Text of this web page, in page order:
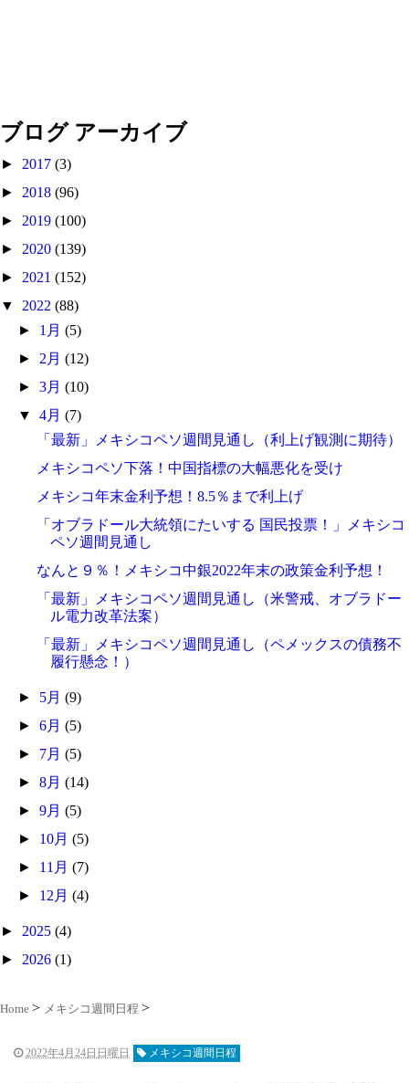
ブログ アーカイブ
► 2017 (3)
► 2018 (96)
► 2019 (100)
► 2020 (139)
► 2021 (152)
▼ 2022 (88)
► 1月(5)
► 2月(12)
►3月(10)
▼4月(7)
「最新」メキシコペソ週間見通し（利上げ観測に期待）
メキシコペソ下落！中国指標の大幅悪化を受け
メキシコ年末金利予想！8.5％まで利上げ
「オブラドール大統領にたいする 国民投票！」メキシコ
ペソ週間見通し
なんと９％！メキシコ中銀2022年末の政策金利予想！
「最新」メキシコペソ週間見通し（米警戒、オブラドー
ル電力改革法案）
「最新」メキシコペソ週間見通し（ペメックスの債務不
履行懸念！）
► 5月(9)
►6月(5)
► 7月(5)
►8月(14)
►9月(5)
► 10月(5)
► 11月(7)
► 12月(4)
► 2025 (4)
► 2026 (1)
Home メキシコ週間日程
2022年4月24日日曜日 メキシコ週間日程